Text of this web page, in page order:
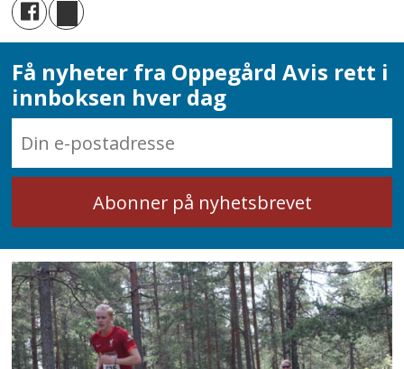
Få nyheter fra Oppegård Avis rett i
innboksen hver dag